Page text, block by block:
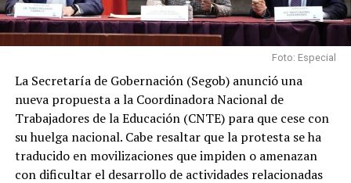
Foto: Especial
La Secretaría de Gobernación (Segob) anunció una
nueva propuesta a la Coordinadora Nacional de
Trabajadores de la Educación (CNTE) para que cese con
su huelga nacional. Cabe resaltar que la protesta se ha
traducido en movilizaciones que impiden o amenazan
con dificultar el desarrollo de actividades relacionadas